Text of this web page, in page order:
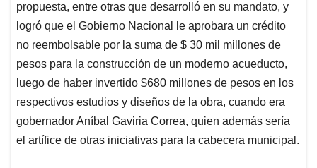
propuesta, entre otras que desarrolló en su mandato, y
logró que el Gobierno Nacional le aprobara un crédito
no reembolsable por la suma de $ 30 mil millones de
pesos para la construcción de un moderno acueducto,
luego de haber invertido $680 millones de pesos en los
respectivos estudios y diseños de la obra, cuando era
gobernador Aníbal Gaviria Correa, quien además sería
el artífice de otras iniciativas para la cabecera municipal.